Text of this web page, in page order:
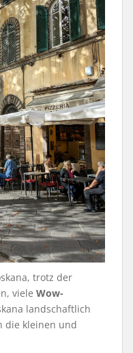
trotz der
viele Wow-
landschaftlich
die kleinen und